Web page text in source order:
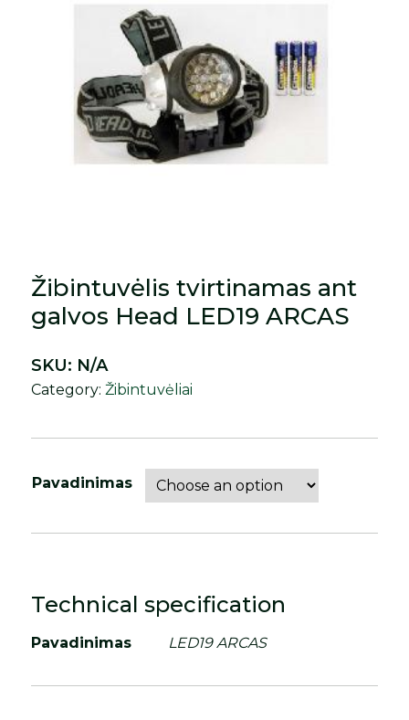
Žibintuvėlis tvirtinamas ant
galvos Head LED19 ARCAS
Pavadinimas
SKU: N/A
Category:Žibintuvėliai
Technical specification
Pavadinimas LED19 ARCAS